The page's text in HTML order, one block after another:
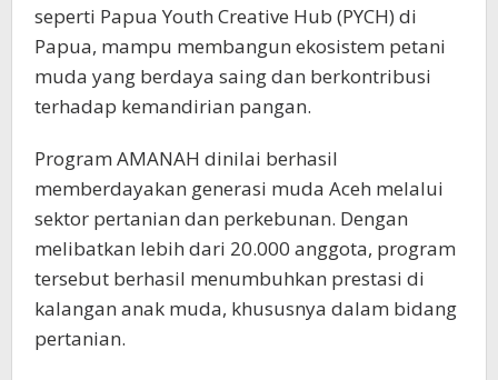
seperti Papua Youth Creative Hub (PYCH) di
Papua, mampu membangun ekosistem petani
muda yang berdaya saing dan berkontribusi
terhadap kemandirian pangan.
Program AMANAH dinilai berhasil
memberdayakan generasi muda Aceh melalui
sektor pertanian dan perkebunan. Dengan
melibatkan lebih dari 20.000 anggota, program
tersebut berhasil menumbuhkan prestasi di
kalangan anak muda, khususnya dalam bidang
pertanian.